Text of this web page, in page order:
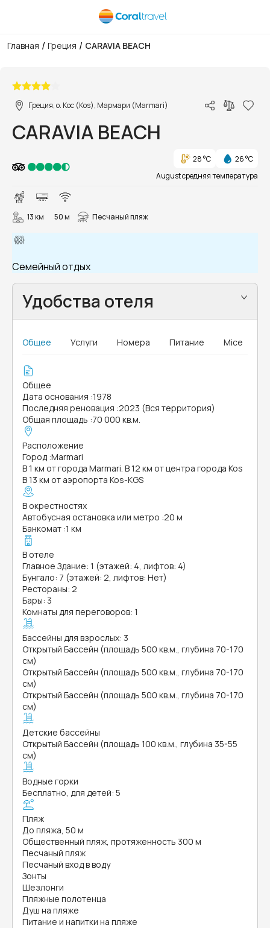
Главная / Греция / CARAVIA BEACH
Греция, о. Кос (Kos), Мармари (Marmari)
CARAVIA BEACH
28 °C
26 °C
August средняя температура
13 км 50 м Песчаный пляж
Семейный отдых
Удобства отеля
Общее Услуги Номера Питание Mice
Общее
Дата основания :1978
Последняя реновация :2023 (Вся территория)
Общая площадь :70 000 кв.м.
Расположение
Город :Marmari
В 1 км от города Marmari. В 12 км от центра города Kos
В 13 км от аэропорта Kos-KGS
В окрестностях
Автобусная остановка или метро :20 м
Банкомат :1 км
В отеле
Главное Здание: 1 (этажей: 4, лифтов: 4)
Бунгало: 7 (этажей: 2, лифтов: Нет)
Рестораны: 2
Бары: 3
Комнаты для переговоров: 1
Бассейны для взрослых: 3
Открытый Бассейн (площадь 500 кв.м., глубина 70-170
см)
Открытый Бассейн (площадь 500 кв.м., глубина 70-170
см)
Открытый Бассейн (площадь 500 кв.м., глубина 70-170
см)
Детские бассейны
Открытый Бассейн (площадь 100 кв.м., глубина 35-55
см)
Водные горки
Бесплатно, для детей: 5
Пляж
До пляжа, 50 м
Общественный пляж, протяженность 300 м
Песчаный пляж
Песчаный вход в воду
Зонты
Шезлонги
Пляжные полотенца
Душ на пляже
Питание и напитки на пляже